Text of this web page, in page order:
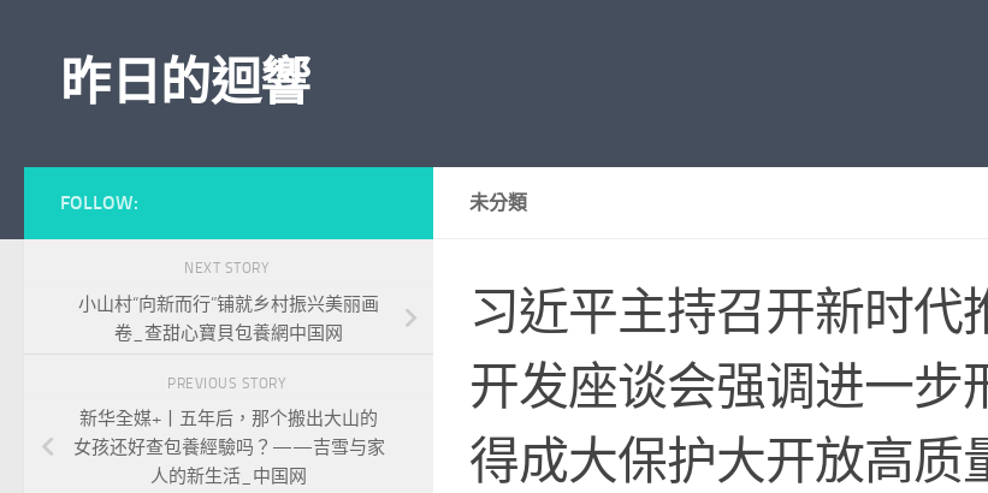
昨日的迴響
未分類
习近平主持召开新时代
开发座谈会强调进一步
得成大保护大开放高质
FOLLOW:
NEXT STORY
小山村“向新而行”铺就乡村振兴美丽画
卷_查甜心寶貝包養網中国网
PREVIOUS STORY
新华全媒+丨五年后，那个搬出大山的
女孩还好查包養經驗吗？——吉雪与家
人的新生活_中国网